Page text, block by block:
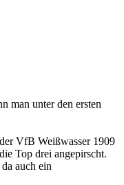
man unter den ersten
VfB Weißwasser 1909
Top drei angepirscht.
auch ein